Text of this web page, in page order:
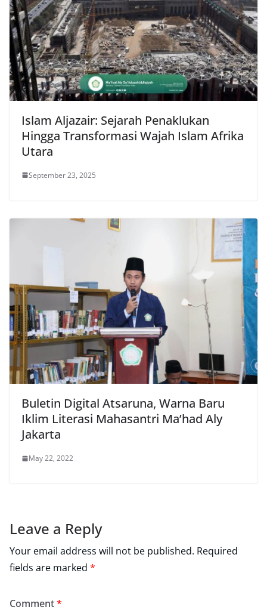
Islam Aljazair: Sejarah Penaklukan
Hingga Transformasi Wajah Islam Afrika
Utara
September 23, 2025
Buletin Digital Atsaruna, Warna Baru
Iklim Literasi Mahasantri Ma’had Aly
Jakarta
May 22, 2022
Leave a Reply
Your email address will not be published. Required
fields are marked *
Comment*